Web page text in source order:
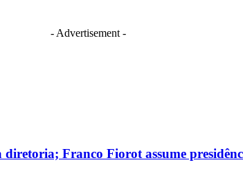
- Advertisement -
Franco Fiorot assume